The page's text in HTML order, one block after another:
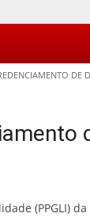
DE
(PPGLI)